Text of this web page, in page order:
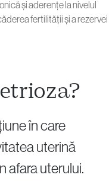
și aderențe la nivelul
fertilității și a rezervei
în care
uterină
afara uterului.